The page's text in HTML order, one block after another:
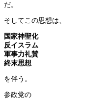
だ。
そしてこの思想は、
国家神聖化
反イスラム
軍事力礼賛
終末思想
を伴う。
参政党の